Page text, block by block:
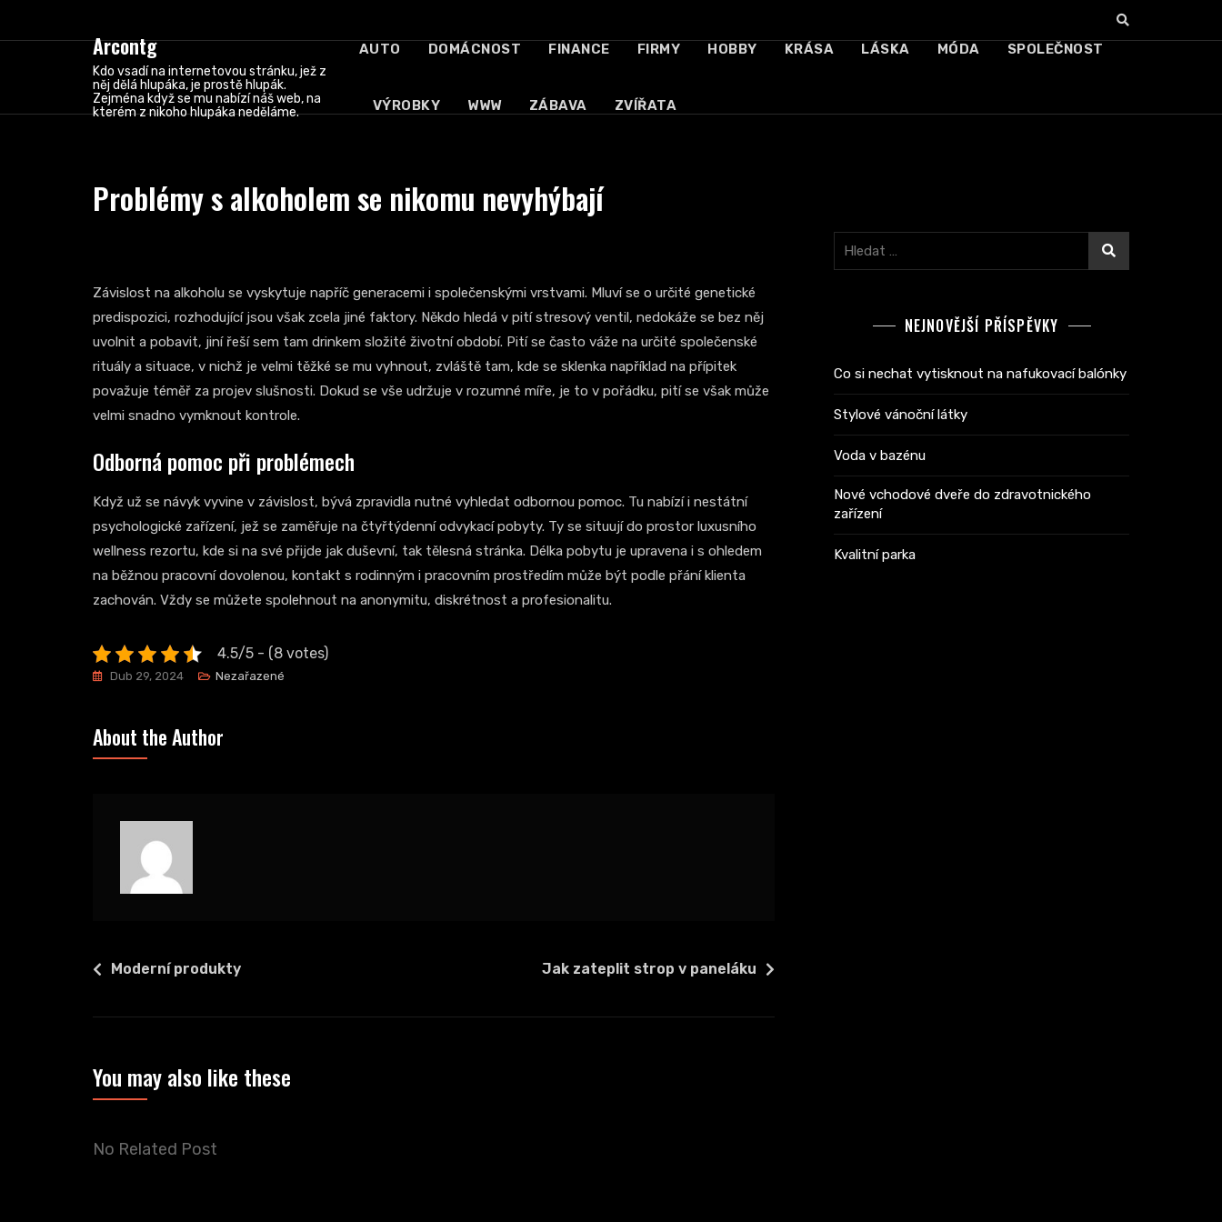
Arcontg
Kdo vsadí na internetovou stránku, jež z
něj dělá hlupáka, je prostě hlupák.
Zejména když se mu nabízí náš web, na
kterém z nikoho hlupáka neděláme.
AUTO DOMÁCNOST FINANCE FIRMY HOBBY KRÁSA LÁSKA MÓDA SPOLEČNOST
VÝROBKY WWW ZÁBAVA ZVÍŘATA
Problémy s alkoholem se nikomu nevyhýbají
Závislost na alkoholu se vyskytuje napříč generacemi i společenskými vrstvami. Mluví se o určité genetické
predispozici, rozhodující jsou však zcela jiné faktory. Někdo hledá v pití stresový ventil, nedokáže se bez něj
uvolnit a pobavit, jiní řeší sem tam drinkem složité životní období. Pití se často váže na určité společenské
rituály a situace, v nichž je velmi těžké se mu vyhnout, zvláště tam, kde se sklenka například na přípitek
považuje téměř za projev slušnosti. Dokud se vše udržuje v rozumné míře, je to v pořádku, pití se však může
velmi snadno vymknout kontrole.
Odborná pomoc při problémech
Když už se návyk vyvine v závislost, bývá zpravidla nutné vyhledat odbornou pomoc. Tu nabízí i nestátní
psychologické zařízení, jež se zaměřuje na čtyřtýdenní odvykací pobyty. Ty se situují do prostor luxusního
wellness rezortu, kde si na své přijde jak duševní, tak tělesná stránka. Délka pobytu je upravena i s ohledem
na běžnou pracovní dovolenou, kontakt s rodinným i pracovním prostředím může být podle přání klienta
zachován. Vždy se můžete spolehnout na anonymitu, diskrétnost a profesionalitu.
4.5/5 - (8 votes)
Dub 29, 2024 Nezařazené
About the Author
Navigace
Moderní produkty Jak zateplit strop v paneláku
Vyhledávání
NEJNOVĚJŠÍ PŘÍSPĚVKY
Co si nechat vytisknout na nafukovací balónky
Stylové vánoční látky
Voda v bazénu
Nové vchodové dveře do zdravotnického
zařízení
Kvalitní parka
You may also like these
No Related Post